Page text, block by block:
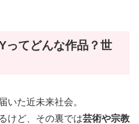
ってどんな作品？世
いた近未来社会。
けど、その裏では芸術や宗教